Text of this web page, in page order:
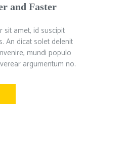
and Faster
sit amet, id suscipit
An dicat solet delenit
mundi populo
argumentum no.